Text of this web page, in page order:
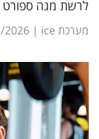
משפט
ומחקרים
דעות
רכילות
לרשת מגה
מערכת ice |
2026